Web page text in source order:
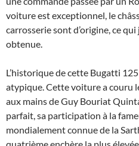
voiture est exceptionnel, le
carrosserie sont d’origine, ce
obtenue.
L’historique de cette Bugatti
atypique. Cette voiture a couru
aux mains de Guy Bouriat
parfait, sa participation à la
mondialement connue de la